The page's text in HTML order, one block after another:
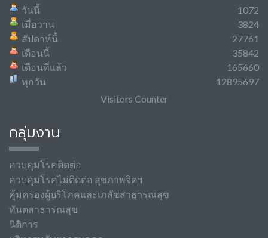
วันนี้
เมื่อวาน
สัปดาห์นี้
เดือนนี้
เดือนที่แล้ว
ทุกวัน
1072
3824
27761
35842
165660
12895697
Visitors Counter
กลุ่มงาน
ควบคุมโรคติดต่อ
ควบคุมโรคไม่ติดต่อ สุขภาพจิตฯ
คุ้มครองผู้บริโภคและเภสัชสาธารณสุข
ทันตสาธารณสุข
นิติการ